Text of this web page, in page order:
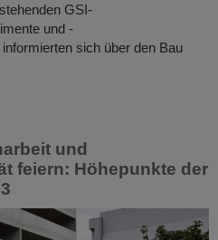
GSI-
und -
sich über den Bau
und
feiern: Höhepunkte der